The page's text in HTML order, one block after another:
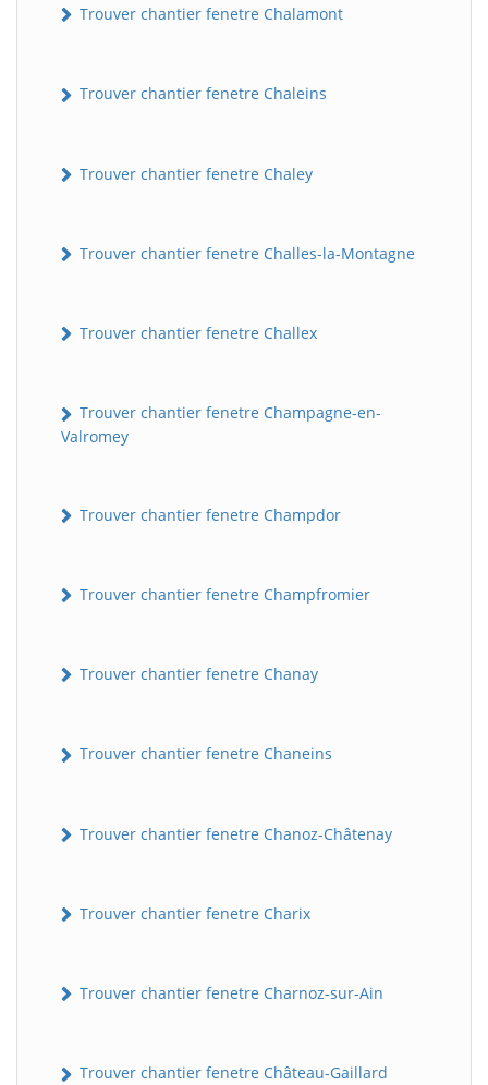
Trouver chantier fenetre Chalamont
Trouver chantier fenetre Chaleins
Trouver chantier fenetre Chaley
Trouver chantier fenetre Challes-la-Montagne
Trouver chantier fenetre Challex
Trouver chantier fenetre Champagne-en-
Valromey
Trouver chantier fenetre Champdor
Trouver chantier fenetre Champfromier
Trouver chantier fenetre Chanay
Trouver chantier fenetre Chaneins
Trouver chantier fenetre Chanoz-Châtenay
Trouver chantier fenetre Charix
Trouver chantier fenetre Charnoz-sur-Ain
Trouver chantier fenetre Château-Gaillard